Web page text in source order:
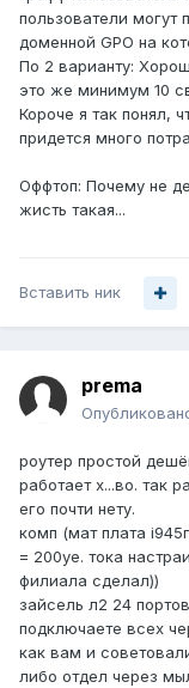
пользователи могут
доменной GPO на
По 2 варианту:
это же минимум 10
Короче я так понял,
придется много
Оффтоп: Почему не
жисть такая...
Вставить ник
prema
роутер простой
работает х...во. так
его почти нету.
комп (мат плата
= 200уе. тока
филиала сделал))
зайсель л2 24
подключаете всех
как вам и
либо отдел через